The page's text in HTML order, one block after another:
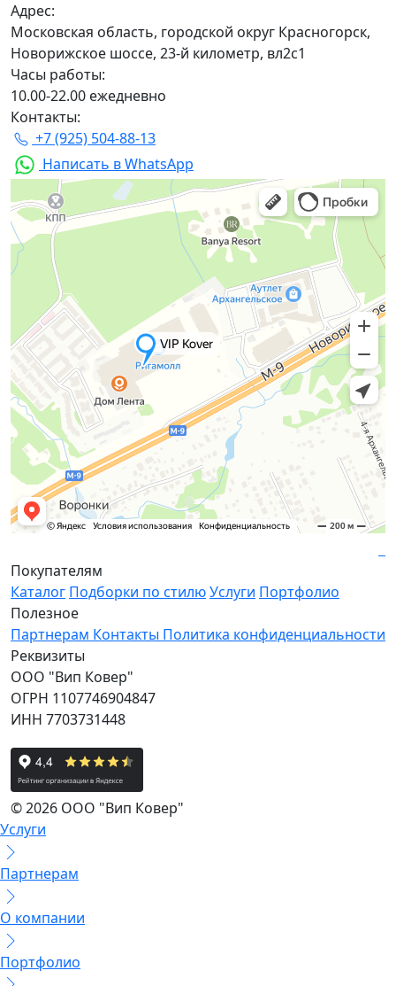
Адрес:
Московская область, городской округ Красногорск,
Новорижское шоссе, 23-й километр, вл2с1
Часы работы:
10.00-22.00 ежедневно
Контакты:
+7 (925) 504-88-13
Написать в WhatsApp
Покупателям
Каталог Подборки по стилюУслуги Портфолио
Полезное
Партнерам Контакты Политика конфиденциальности
Реквизиты
ООО "Вип Ковер"
ОГРН 1107746904847
ИНН 7703731448
© 2026 ООО "Вип Ковер"
Услуги
Партнерам
О компании
Портфолио